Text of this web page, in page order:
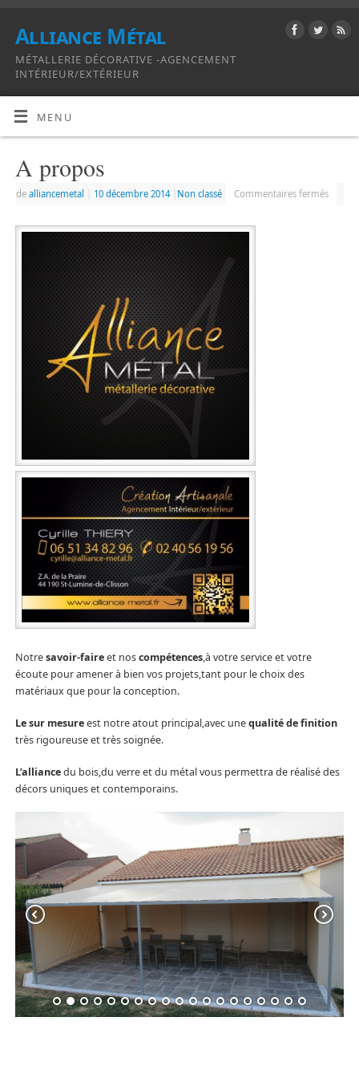
Alliance Métal
MÉTALLERIE DÉCORATIVE -AGENCEMENT
INTÉRIEUR/EXTÉRIEUR
MENU
A propos
de alliancemetal 10 décembre 2014 Non classé Commentaires fermés
Notresavoir-faireet noscompétences,à votre service et votre
écoute pour amener à bien vos projets,tant pour le choix des
matériaux que pour la conception.
Le sur mesureest notre atout principal,avec unequalité de finition
très rigoureuse et très soignée.
L’alliancedu bois,du verre et du métal vous permettra de réalisé des
décors uniques et contemporains.